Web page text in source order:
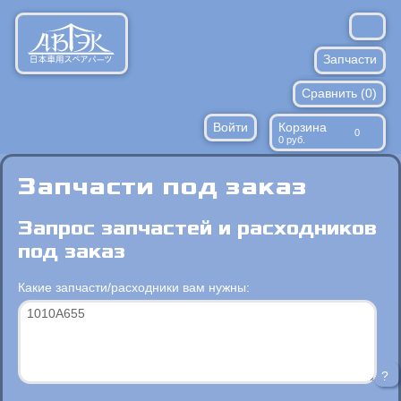
Запчасти
Расходники
Запрос по ВИН
Против подделок
Доставка/оплата
Контакты
Сравнить (0)
Войти Корзина 0
0 руб.
Запчасти под заказ
Запрос запчастей и расходников
под заказ
Какие запчасти/расходники вам нужны:
?